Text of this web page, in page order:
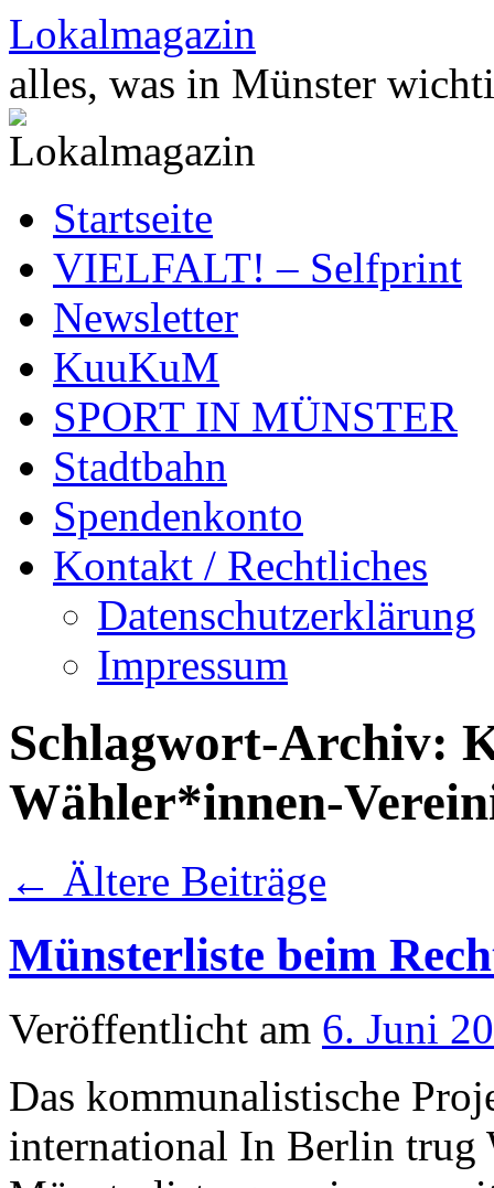
Zum
Inhalt
springen
Lokalmagazin
alles, was in Münster
Startseite
VIELFALT! – Selfprint
Newsletter
KuuKuM
SPORT IN MÜNSTER
Stadtbahn
Spendenkonto
Kontakt / Rechtliches
Datenschutzerklärung
Impressum
Schlagwort-Archiv:
Wähler*innen-
← Ältere Beiträge
Münsterliste beim
Veröffentlicht am 6. Juni
Das kommunalistische
international In Berlin trug